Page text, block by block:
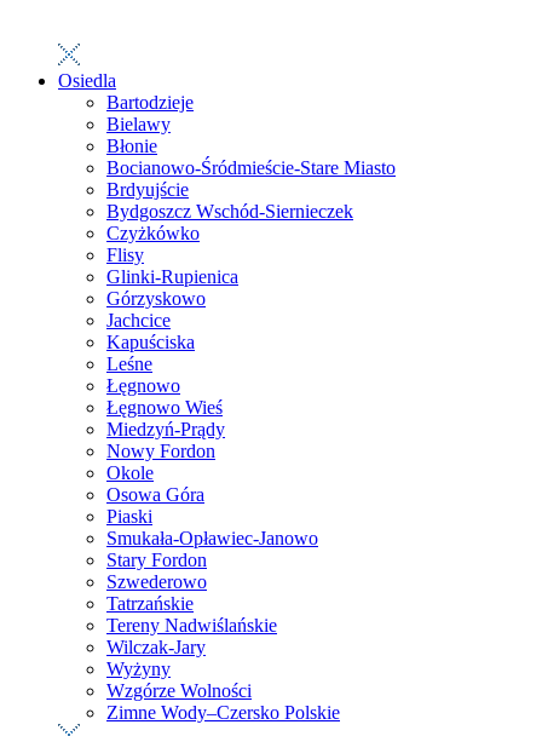
Osiedla
Bartodzieje
Bielawy
Błonie
Bocianowo-Śródmieście-Stare Miasto
Brdyujście
Bydgoszcz Wschód-Siernieczek
Czyżkówko
Flisy
Glinki-Rupienica
Górzyskowo
Jachcice
Kapuściska
Leśne
Łęgnowo
Łęgnowo Wieś
Miedzyń-Prądy
Nowy Fordon
Okole
Osowa Góra
Piaski
Smukała-Opławiec-Janowo
Stary Fordon
Szwederowo
Tatrzańskie
Tereny Nadwiślańskie
Wilczak-Jary
Wyżyny
Wzgórze Wolności
Zimne Wody–Czersko Polskie